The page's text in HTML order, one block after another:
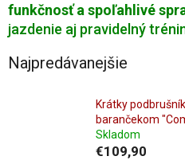
funkčnosť a spoľahlivé
jazdenie aj pravidelný
Najpredávanejšie
Krátky
barančekom
Skladom
€109,90